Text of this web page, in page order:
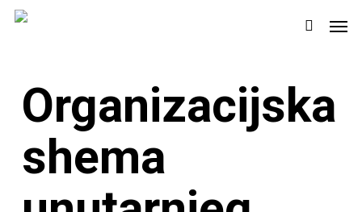
Skip
content
search
Organizacijska
shema